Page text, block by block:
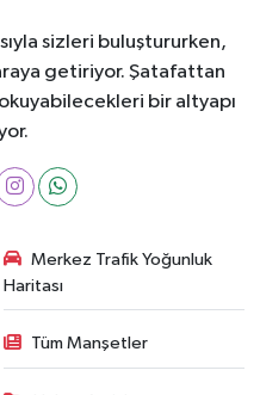
sizleri buluştururken,
getiriyor. Şatafattan
bir altyapı
Merkez Trafik Yoğunluk
Haritası
Tüm Manşetler